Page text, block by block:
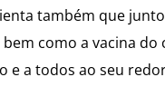
também que
como a vacina
e a todos ao seu